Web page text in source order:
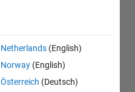
Netherlands (English)
Norway (English)
Österreich (Deutsch)